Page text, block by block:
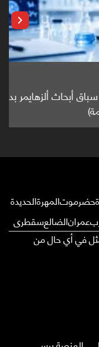
بدراسة
حضرموتالمهرةالحديدة
عمرانالضالعسقطرى
في أي حال من